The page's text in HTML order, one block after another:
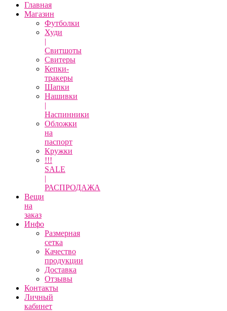
Главная
Магазин
Футболки
Худи
|
Свитшоты
Свитеры
Кепки-
тракеры
Шапки
Нашивки
|
Наспинники
Обложки
на
паспорт
Кружки
!!!
SALE
|
РАСПРОДАЖА
Вещи
на
заказ
Инфо
Размерная
сетка
Качество
продукции
Доставка
Отзывы
Контакты
Личный
кабинет